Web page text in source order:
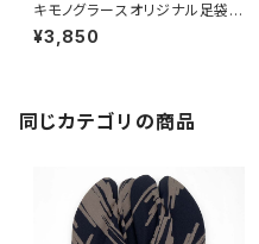
キモノグラースオリジナル足袋
ペイント柄 ストレッチ グレー
¥3,850
同じカテゴリの商品